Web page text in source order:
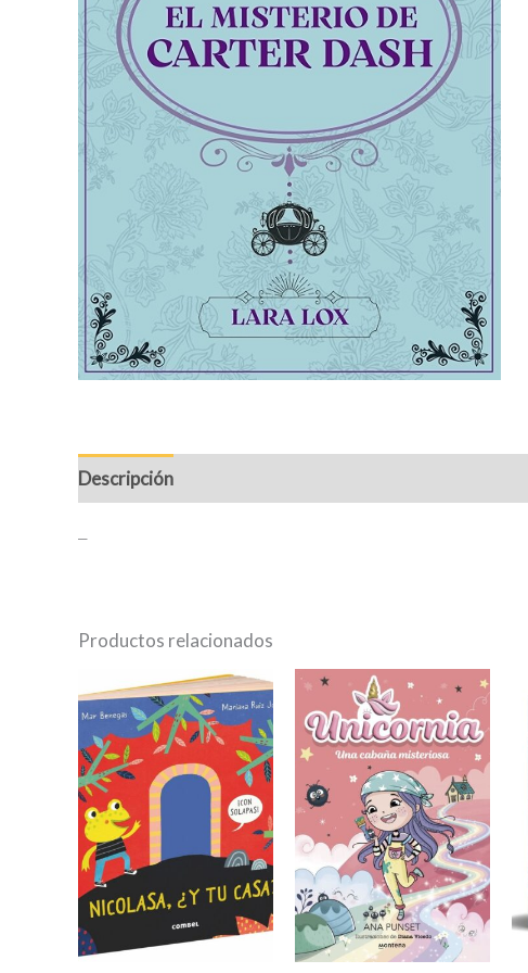
Descripción
–
Productos relacionados